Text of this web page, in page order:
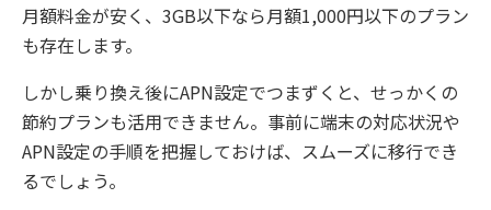
月額料金が安く、3GB以下なら月額1,000円以下のプラン
も存在します。
しかし乗り換え後にAPN設定でつまずくと、せっかくの
節約プランも活用できません。事前に端末の対応状況や
APN設定の手順を把握しておけば、スムーズに移行でき
るでしょう。